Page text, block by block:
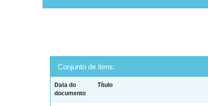
Conjunto de itens:
Data do
documento
Título